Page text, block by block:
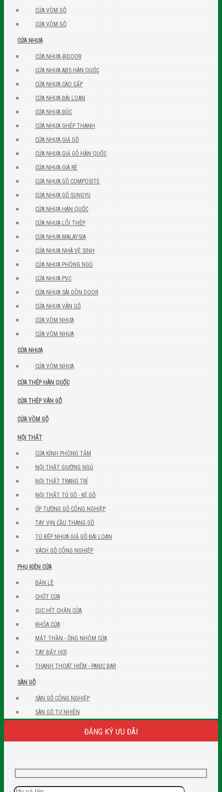
CỬA VÒM GỖ
CỬA VÒM GỖ
CỬA NHỰA
CỬA NHỰA @DOOR
CỬA NHỰA ABS HÀN QUỐC
CỬA NHỰA CAO CẤP
CỬA NHỰA ĐÀI LOAN
CỬA NHỰA ĐÚC
CỬA NHỰA GHÉP THANH
CỬA NHỰA GIẢ GỖ
CỬA NHỰA GIẢ GỖ HÀN QUỐC
CỬA NHỰA GIÁ RẺ
CỬA NHỰA GỖ COMPOSITE
CỬA NHỰA GỖ SUNGYU
CỬA NHỰA HÀN QUỐC
CỬA NHỰA LÕI THÉP
CỬA NHỰA MALAYSIA
CỬA NHỰA NHÀ VỆ SINH
CỬA NHỰA PHÒNG NGỦ
CỬA NHỰA PVC
CỬA NHỰA SÀI GÒN DOOR
CỬA NHỰA VÂN GỖ
CỬA VÒM NHỰA
CỬA VÒM NHỰA
CỬA NHỰA
CỬA VÒM NHỰA
CỬA THÉP HÀN QUỐC
CỬA THÉP VÂN GỖ
CỬA VÒM GỖ
NỘI THẤT
CỬA KÍNH PHÒNG TẮM
NỘI THẤT GIƯỜNG NGỦ
NỘI THẤT TRANG TRÍ
NỘI THẤT TỦ GỖ - KỆ GỖ
ỐP TƯỜNG GỖ CÔNG NGHIỆP
TAY VỊN CẦU THANG GỖ
TỦ BẾP NHỰA GIẢ GỖ ĐÀI LOAN
VÁCH GỖ CÔNG NGHIỆP
PHỤ KIỆN CỬA
BẢN LỀ
CHỐT CỬA
CỤC HÍT CHẶN CỬA
KHÓA CỬA
MẮT THẦN - ỐNG NHÒM CỬA
TAY ĐẨY HƠI
THANH THOÁT HIỂM - PANIC BAR
SÀN GỖ
SÀN GỖ CÔNG NGHIỆP
SÀN GỖ TỰ NHIÊN
ĐĂNG KÝ ƯU ĐÃI